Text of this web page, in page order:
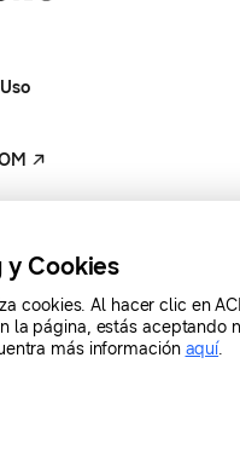
y Cookies
cookies. Al hacer clic en
la página, estás aceptando
más información aquí.